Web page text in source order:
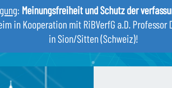
: Meinungsfreiheit und Schutz der
in Kooperation mit RiBVerfG a.D. Professor
in Sion/Sitten (Schweiz)!